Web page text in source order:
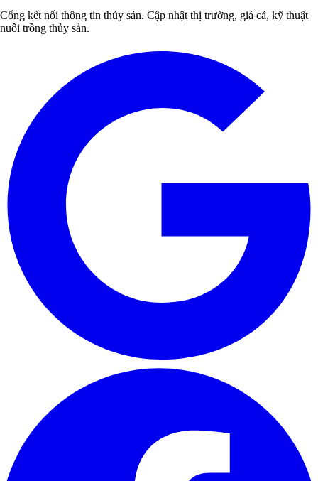
Cổng kết nối thông tin thủy sản. Cập nhật thị trường, giá cả, kỹ thuật
nuôi trồng thủy sản.